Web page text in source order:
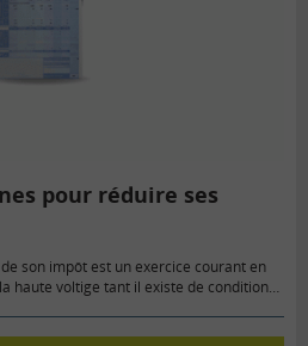
pour réduire ses
son impôt est un exercice courant en
haute voltige tant il existe de conditions